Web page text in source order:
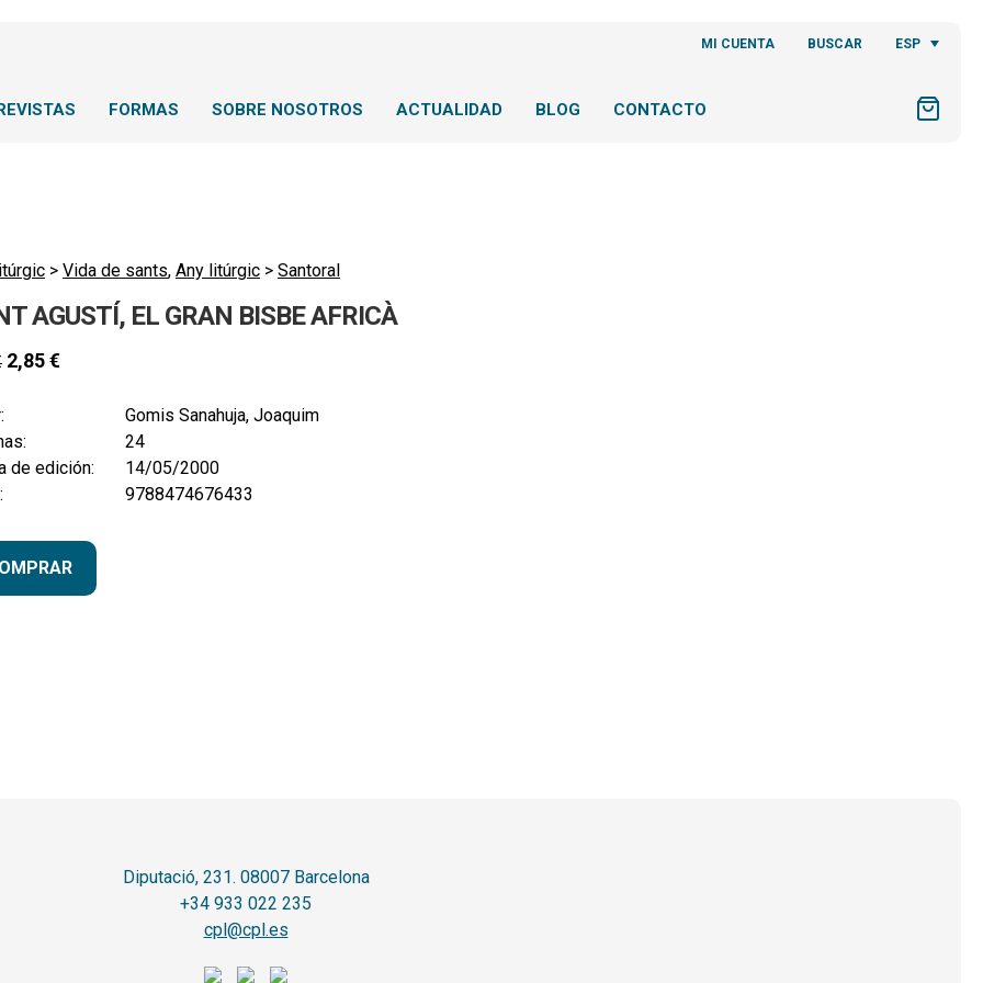
MI CUENTA BUSCAR ESP
FORMAS SOBRE NOSOTROS ACTUALIDAD BLOG CONTACTO
> Vida de sants, Any litúrgic > Santoral
AGUSTÍ, EL GRAN BISBE AFRICÀ
2,85€
Gomis Sanahuja, Joaquim
24
de edición:
14/05/2000
9788474676433
Diputació, 231. 08007 Barcelona
+34 933 022 235
cpl@cpl.es